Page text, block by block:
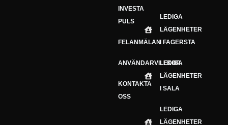
INVESTA
PULS
FELANMÄLAN
ANVÄNDARVILLKOR
KONTAKTA
OSS
LEDIGA
LÄGENHETER
I FAGERSTA
LEDIGA
LÄGENHETER
I SALA
LEDIGA
LÄGENHETER